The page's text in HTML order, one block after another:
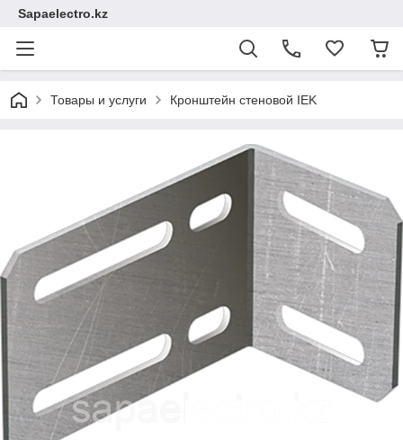
Sapaelectro.kz
Товары и услуги Кронштейн стеновой IEK